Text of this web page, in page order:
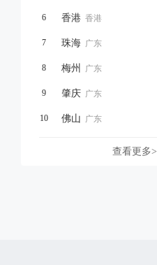
6 香港 香港
7 珠海 广东
8 梅州 广东
9 肇庆 广东
10 佛山 广东
查看更多>